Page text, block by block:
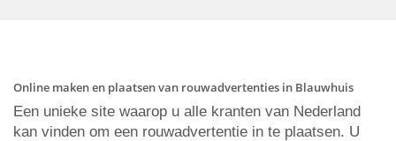
Online maken en plaatsen van rouwadvertenties in Blauwhuis
Een unieke site waarop u alle kranten van Nederland
kan vinden om een rouwadvertentie in te plaatsen. U